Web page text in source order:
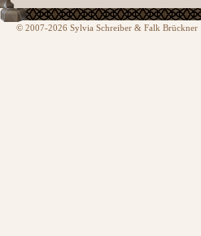
© 2007-2026 Sylvia Schreiber & Falk Brückner